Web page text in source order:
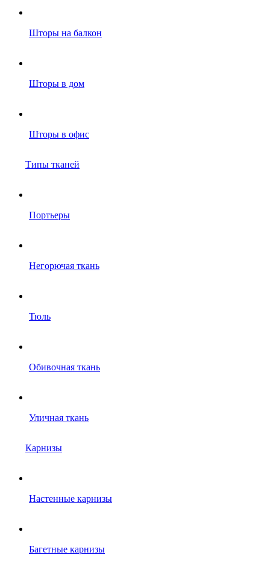
Шторы на балкон
Шторы в дом
Шторы в офис
Типы тканей
Портьеры
Негорючая ткань
Тюль
Обивочная ткань
Уличная ткань
Карнизы
Настенные карнизы
Багетные карнизы